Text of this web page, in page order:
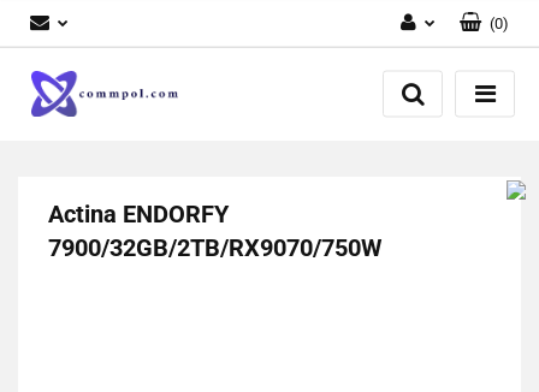
Zaloguj się
Zarejestruj się
(0)
Actina ENDORFY
7900/32GB/2TB/RX9070/750W